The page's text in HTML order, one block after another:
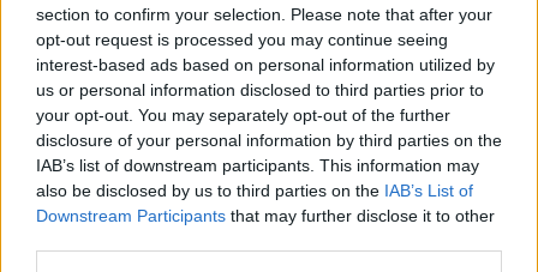
section to confirm your selection. Please note that after your
opt-out request is processed you may continue seeing
interest-based ads based on personal information utilized by
us or personal information disclosed to third parties prior to
your opt-out. You may separately opt-out of the further
disclosure of your personal information by third parties on the
IAB’s list of downstream participants. This information may
also be disclosed by us to third parties on the IAB’s List of
Downstream Participants that may further disclose it to other
TUDOMÁNY-TECH TUDOMÁNY AFRIKA
#KLÍMAKATASZTRÓFA #ZIMBABWE #ELEFÁNTOK
#ASZÁLY #VÍZHIÁNY # SZOMJÚSÁG